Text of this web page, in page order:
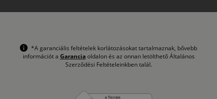
*A garanciális feltételek korlátozásokat tartalmaznak, bővebb
információt a Garanciaoldalon és az onnan letölthető Általános
Szerződési Feltételeinkben talál.